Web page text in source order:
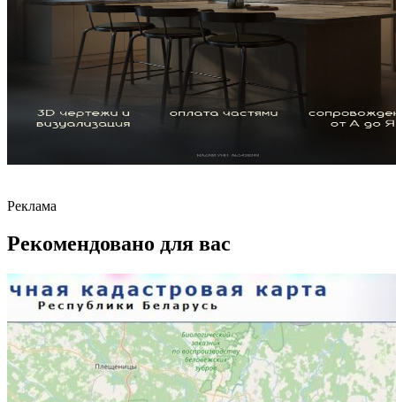
Реклама
Рекомендовано для вас